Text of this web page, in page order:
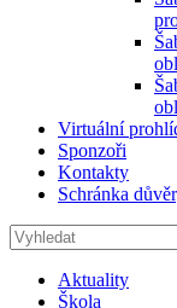
Virtuální
Sponzoři
Kontakty
Schránka
Search
for:
Aktuality
Škola